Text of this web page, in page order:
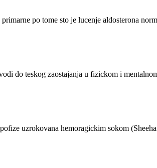
po tome sto je lucenje aldosterona
do teskog zaostajanja u fizickom i
uzrokovana hemoragickim sokom